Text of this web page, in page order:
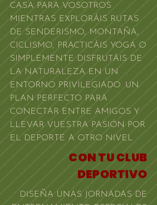
CASA PARA VOSOTROS
MIENTRAS EXPLORÁIS RUTAS
DE SENDERISMO, MONTAÑA,
CICLISMO, PRACTICÁIS YOGA O
SIMPLEMENTE DISFRUTÁIS DE
LA NATURALEZA EN UN
ENTORNO PRIVILEGIADO. UN
PLAN PERFECTO PARA
CONECTAR ENTRE AMIGOS Y
LLEVAR VUESTRA PASIÓN POR
EL DEPORTE A OTRO NIVEL
CON TU CLUB
DEPORTIVO
DISEÑA UNAS JORNADAS DE